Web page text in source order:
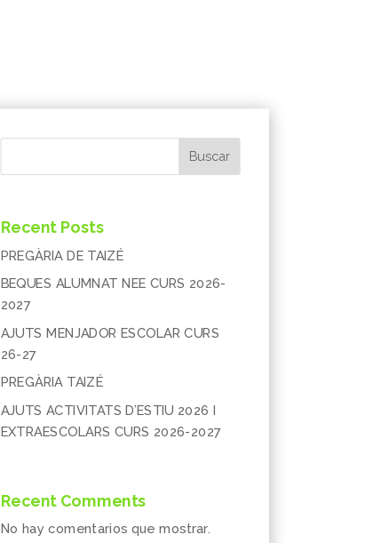
Buscar
Recent Posts
PREGÀRIA DE TAIZÉ
BEQUES ALUMNAT NEE CURS 2026-
2027
AJUTS MENJADOR ESCOLAR CURS
26-27
PREGÀRIA TAIZÉ
AJUTS ACTIVITATS D’ESTIU 2026 I
EXTRAESCOLARS CURS 2026-2027
Recent Comments
No hay comentarios que mostrar.